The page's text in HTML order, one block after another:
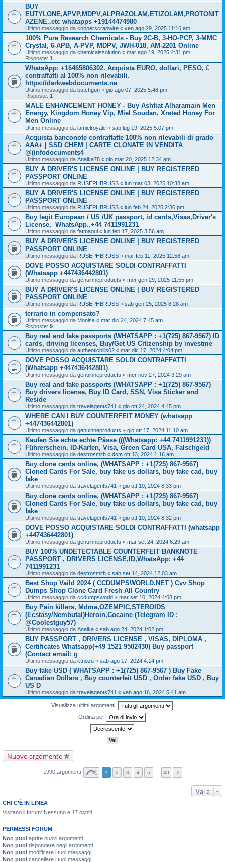
BUY
EUTYLONE,APVP,MDPV,ALPRAZOLAM,ETIZOLAM,PROTONIT
AZENE..etc whatapps +19144474980
Ultimo messaggio da copperscrapwire « ven ago 29, 2025 11:16 am
100% Pure Research Chemicals - Buy 2C-B, 3-HO-PCP, 3-MMC
Crystal, 6-APB, A-PVP, MDPV, JWH-018, AM-2201 Online
Ultimo messaggio da chemicalssolution « mar ago 19, 2025 4:31 pm
Risposte: 1
WhatsApp: +16465806302. Acquista EURO, dollari, PESO, £
contraffatti al 100% non rilevabili.
https://darkwebdocuments.ne
Ultimo messaggio da butchgun « gio ago 07, 2025 5:48 pm
Risposte: 1
MALE ENHANCEMENT HONEY - Buy Ashfiat Alharamain Men
Energy, Kingdom Honey Vip, Miel Soudan, Xrated Honey For
Men Online
Ultimo messaggio da lamielroyale « sab lug 19, 2025 5:07 pm
Acquista banconote contraffatte 100% non rilevabili di grado
AAA+ | SSD CHEM | CARTE CLONATE IN VENDITA
@(infodocuments4
Ultimo messaggio da Anaika78 « gio mar 20, 2025 12:34 am
BUY A DRIVER'S LICENSE ONLINE | BUY REGISTERED
PASSPORT ONLINE
Ultimo messaggio da RUSEPHBRUSS « lun mar 03, 2025 10:38 am
BUY A DRIVER'S LICENSE ONLINE | BUY REGISTERED
PASSPORT ONLINE
Ultimo messaggio da RUSEPHBRUSS « lun feb 24, 2025 2:36 pm
Buy legit European / US /UK passport, id cards,Visas,Driver's
License, WhatsApp..+44 7411991231
Ultimo messaggio da fatmagul « lun feb 17, 2025 3:56 am
BUY A DRIVER'S LICENSE ONLINE | BUY REGISTERED
PASSPORT ONLINE
Ultimo messaggio da RUSEPHBRUSS « mar feb 11, 2025 12:58 am
DOVE POSSO ACQUISTARE SOLDI CONTRAFFATTI
(Whatsapp +447436442801)
Ultimo messaggio da genuinneproducts « mer gen 29, 2025 11:55 pm
BUY A DRIVER'S LICENSE ONLINE | BUY REGISTERED
PASSPORT ONLINE
Ultimo messaggio da RUSEPHBRUSS « sab gen 25, 2025 8:28 am
terrario in compensato?
Ultimo messaggio da Monisa « mar dic 24, 2024 7:45 am
Risposte: 9
Buy real and fake passports (WHATSAPP : +1(725) 867-9567) ID
cards, driving licenses, Buy/Get US Citizenship by investme
Ultimo messaggio da authenticbills02 « mar dic 17, 2024 4:04 pm
DOVE POSSO ACQUISTARE SOLDI CONTRAFFATTI
(Whatsapp +447436442801)
Ultimo messaggio da genuinneproducts « mer nov 27, 2024 3:29 am
Buy real and fake passports (WHATSAPP : +1(725) 867-9567)
Buy drivers license, Buy ID Card, SSN, Visa Sticker and
Reside
Ultimo messaggio da travelagents741 « gio ott 24, 2024 4:45 pm
WHERE CAN I BUY COUNTERFEIT MONEY (‪whatsapp
+447436442801)
Ultimo messaggio da genuinneproducts « gio ott 17, 2024 11:10 am
Kaufen Sie echte echte Pässe (((Whatsapp: +44 7411991231))
Führerschein, ID-Karten, Visa, Green Card USA, Falschgeld
Ultimo messaggio da destrosmith « dom ott 13, 2024 1:16 am
Buy clone cards online, (WHATSAPP : +1(725) 867-9567)
Cloned Cards For Sale, buy fake us dollars, buy fake cad, buy
fake
Ultimo messaggio da travelagents741 « gio ott 10, 2024 8:33 pm
Buy clone cards online, (WHATSAPP : +1(725) 867-9567)
Cloned Cards For Sale, buy fake us dollars, buy fake cad, buy
fake
Ultimo messaggio da travelagents741 « gio ott 10, 2024 8:32 pm
DOVE POSSO ACQUISTARE SOLDI CONTRAFFATTI (whatsapp
+447436442801)
Ultimo messaggio da genuinneproducts « mar set 24, 2024 6:29 am
BUY 100% UNDETECTABLE COUNTERFEIT BANKNOTE
PASSPORT , DRIVERS LICENSE,ID,WhatsApp: +44
7411991231
Ultimo messaggio da destrosmith « sab set 14, 2024 12:03 am
Best Shop Vaild 2024 ( CCDUMPSWORLD.NET ) Cvv Shop
Dumps Shop Clone Card Fresh All Country
Ultimo messaggio da ccdumpsworld « mar set 10, 2024 4:08 pm
Buy Pain killers, Mdma,OZEMPIC,STEROIDS
(Ecstasy/Nembutal)Heroin,Cocaine (Telegram ID :
@Coolestguy57)
Ultimo messaggio da Anaika « sab ago 24, 2024 1:02 pm
BUY PASSPORT , DRIVERS LICENSE , VISAS, DIPLOMA ,
Certificates Whatsapp(+49 1521 9502430) Buy passport
(Contact email: g
Ultimo messaggio da ktnozu « sab ago 17, 2024 4:14 pm
Buy fake USD ( WHATSAPP : +1(725) 867-9567 ) Buy Fake
Canadian Dollars , Buy counterfeit USD , Order fake USD , Buy
US D
Ultimo messaggio da travelagents741 « ven ago 16, 2024 5:41 am
Visualizza ultimi argomenti:
Ordina per
Nuovo argomento
1990 argomenti 1 2 3 4 5 40
Vai a
CHI C’È IN LINEA
Visitano il forum: Nessuno e 17 ospiti
PERMESSI FORUM
Non puoi aprire nuovi argomenti
Non puoi rispondere negli argomenti
Non puoi modificare i tuoi messaggi
Non puoi cancellare i tuoi messaggi